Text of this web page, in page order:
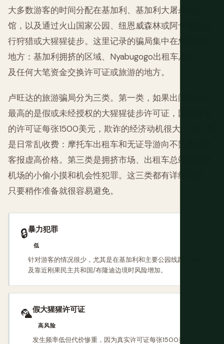
大多数游客的时间分配在基加利、基加利大屠杀纪念
馆，以及通过火山国家公园、纽恩威森林或阿卡盖拉进
行狩猎或大猩猩徒步。这里记录的骗局集中在您预期的
地方：基加利拥挤的区域、Nyabugogo出租车总站，以
及任何大笔资金交换许可证或旅游的地方。
卢旺达的旅游骗局分为三类。第一类，如果出问题代价
最高的是假或未经授权的大猩猩徒步许可证，因为真实
的许可证每张1500美元，欺诈的经济动机很大。第二类
是日常乱收费：摩托车出租车和无证导游向不熟悉的游
客报虚高价格。第三类是拥挤市场、出租车总站和抵达
机场的小偷小摸和机会性犯罪。这三类都有详细记录，
只要稍作准备就很容易避免。
🔒暴力犯罪
低
针对游客的情况很少，尤其是在基加利和主要公园线路。夜间
及靠近刚果民主共和国/布隆迪边境时风险增加。
🦜假大猩猩许可证
高风险
发生频率低但代价惨重，因为真实许可证每张1500美元。只